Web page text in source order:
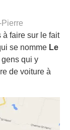
à faire sur le fait
se nomme Le
qui y
de voiture à